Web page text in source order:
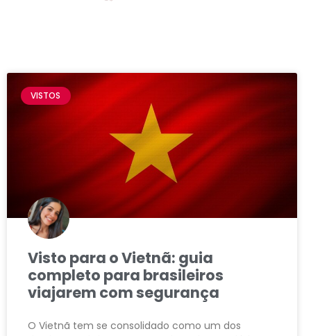
VISTOS
Visto para o Vietnã: guia
completo para brasileiros
viajarem com segurança
O Vietnã tem se consolidado como um dos